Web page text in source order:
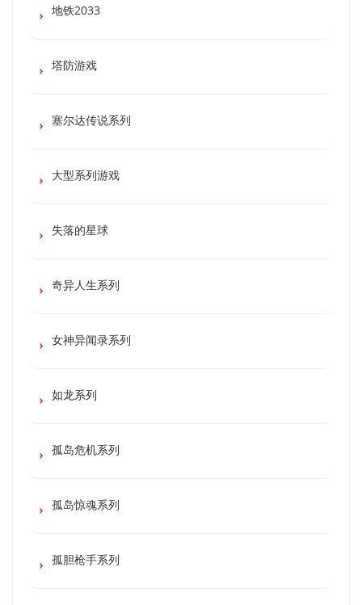
地铁2033
塔防游戏
塞尔达传说系列
大型系列游戏
失落的星球
奇异人生系列
女神异闻录系列
如龙系列
孤岛危机系列
孤岛惊魂系列
孤胆枪手系列